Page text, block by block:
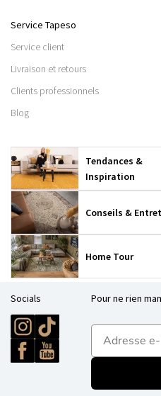
Service Tapeso
Service client
Livraison et retours
Clients professionnels
Blog
Tendances &
Inspiration
Conseils &
Home Tour
Socials Pour ne rien
E-mailadres